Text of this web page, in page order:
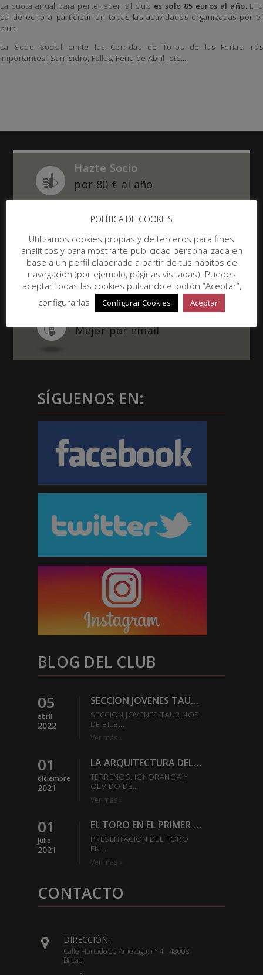
La cuota anual para pertenecer al club es solo 85 euros al año. Ello
da derecho a participar en todas las actividades organizadas por el
club.
La Sede Social emite las Corridas de Toros de las Ferias más
importantes : San Isidro, Fallas, Feria de Abril, etc…
Hazte Socio
por 80 € al año
Eventos
¡Apúntate ahora!
¿Preguntas?
Mejor por email
SÍGUENOS EN:
BLOG DEL CLUB
05
abril
2022
SECCION JOVENES TAURINOS DE BILBAO DEL EXCMO CLUB
SECCION JOVENES TAURINOS
DE BILB...
Ver más »
01
diciembre
2021
LA ARQUITECTURA DEL REDONDEL-SABER ESTAR EN LA PLAZA
TERRENOS. IGNORANCIA Y
OLVIDO DE...
Ver más »
01
julio
2021
EL TORO EN EL PRIMER TERCIO
PRESENTACION DEL TORO
EN...
Ver más »
CONTACTO
DIRECCIÓN:
Calle Hurtado de Amézaga, nº 4 - 48008
Bilbao
POLÍTICA DE COOKIES
Utilizamos cookies propias y de terceros para fines
analíticos y para mostrarte publicidad personalizada en
base a un perfil elaborado a partir de tus hábitos de
navegación (por ejemplo, páginas visitadas). Puedes
aceptar todas las cookies pulsando el botón “Aceptar”,
configurarlas
Configurar Cookies Aceptar